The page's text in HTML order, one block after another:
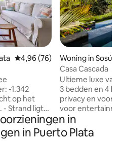
Gemiddelde beoordeling van
4,96 (76)
op het
- Strand ligt
van
Woning in Sosúa
Casa Cascada
Ultieme luxe
3 bedden en 4
privacy en
voor
Biljarttafel, 24-
van een prachtig
infinity pool en de
in
in Puerto Plata